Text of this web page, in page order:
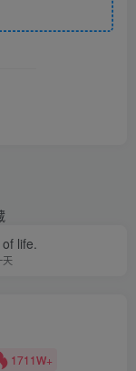
life.
天
1711W+